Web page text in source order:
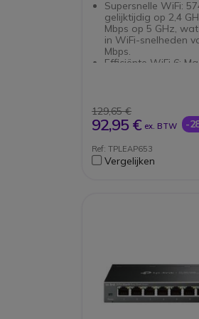
Supersnelle WiFi:
gelijktijdig op 2,4
Mbps op 5 GHz,
in WiFi-snelheden
Mbps.
Efficiënte WiFi 6:
Gecentraliseerd
cloud: Volledige
Omada SDN voor
gecentraliseerd
webinterface of de
129,65 €
92,95 € ex. BTW -
Ref: TPLEAP653
Vergelijken